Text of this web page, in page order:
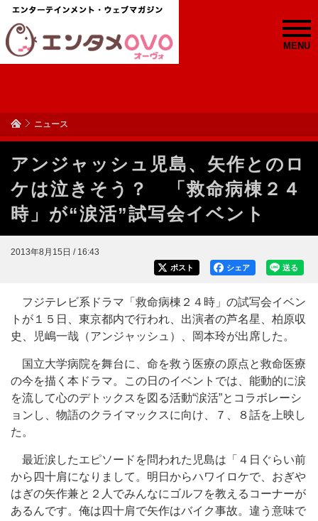
MENU
ニュース
アンジャッシュ児島、矢作とのロ
ケは泣きそう？ 「救命病棟２４
時」が“涙活”試写会イベント
2013年8月15日 / 16:43
送る
シェア
ポスト
フジテレビ系ドラマ「救命病棟２４時」の試写会イベン
トが１５日、東京都内で行われ、出演者の芦名星、柏原収
史、児嶋一哉（アンジャッシュ）、岡本玲が出席した。
国立大学病院を舞台に、命を救う医療の原点と救命医療
の今を描く本ドラマ。この日のイベントでは、能動的に涙
を流して心のデトックスを図る活動“涙活”とコラボレーシ
ョンし、物語のクライマックスに向け、７、８話を上映し
た。
最近涙したエピソードを問われた児島は「４日ぐらい前
から四十肩になりまして。明日からハワイロケで、おぎや
はぎの矢作兼と２人でみんなにゴルフを教えるコーナーが
あるんです。俺は四十肩で矢作はバイク事故。違う意味で